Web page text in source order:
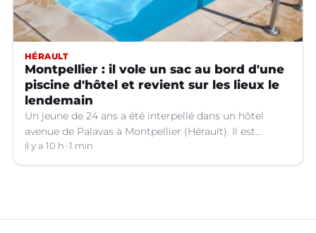
HÉRAULT
Montpellier : il vole un sac au bord d'une
piscine d'hôtel et revient sur les lieux le
lendemain
Un jeune de 24 ans a été interpellé dans un hôtel
avenue de Palavas à Montpellier (Hérault). Il est
suspecté d'avoir volé le sac d'une cliente.
il y a 10 h 1 min